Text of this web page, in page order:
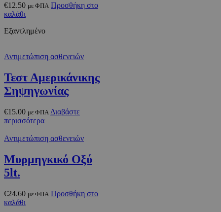
€12.50 με ΦΠΑ Προσθήκη στο
καλάθι
Εξαντλημένο
Αντιμετώπιση ασθενειών
Τεστ Αμερικάνικης
Σηψηγωνίας
€15.00 με ΦΠΑ Διαβάστε
περισσότερα
Αντιμετώπιση ασθενειών
Μυρμηγκικό Οξύ
5lt.
€24.60 με ΦΠΑ Προσθήκη στο
καλάθι